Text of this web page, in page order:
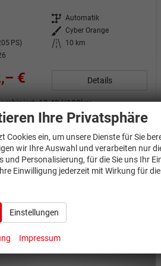
Getriebe Automatik
Außenfarbe Cyber Orange
PS) Kilometerstand
10 km
€ Details
10,40 l/100km
G
272,00 g/km
Ihre Privatsphäre
Cookies ein, um unsere Dienste für Sie
wir Ihre Auswahl und verarbeiten nur
und Personalisierung, für die Sie uns Ihr
Einwilligung jederzeit mit Wirkung für
Einstellungen
Impressum